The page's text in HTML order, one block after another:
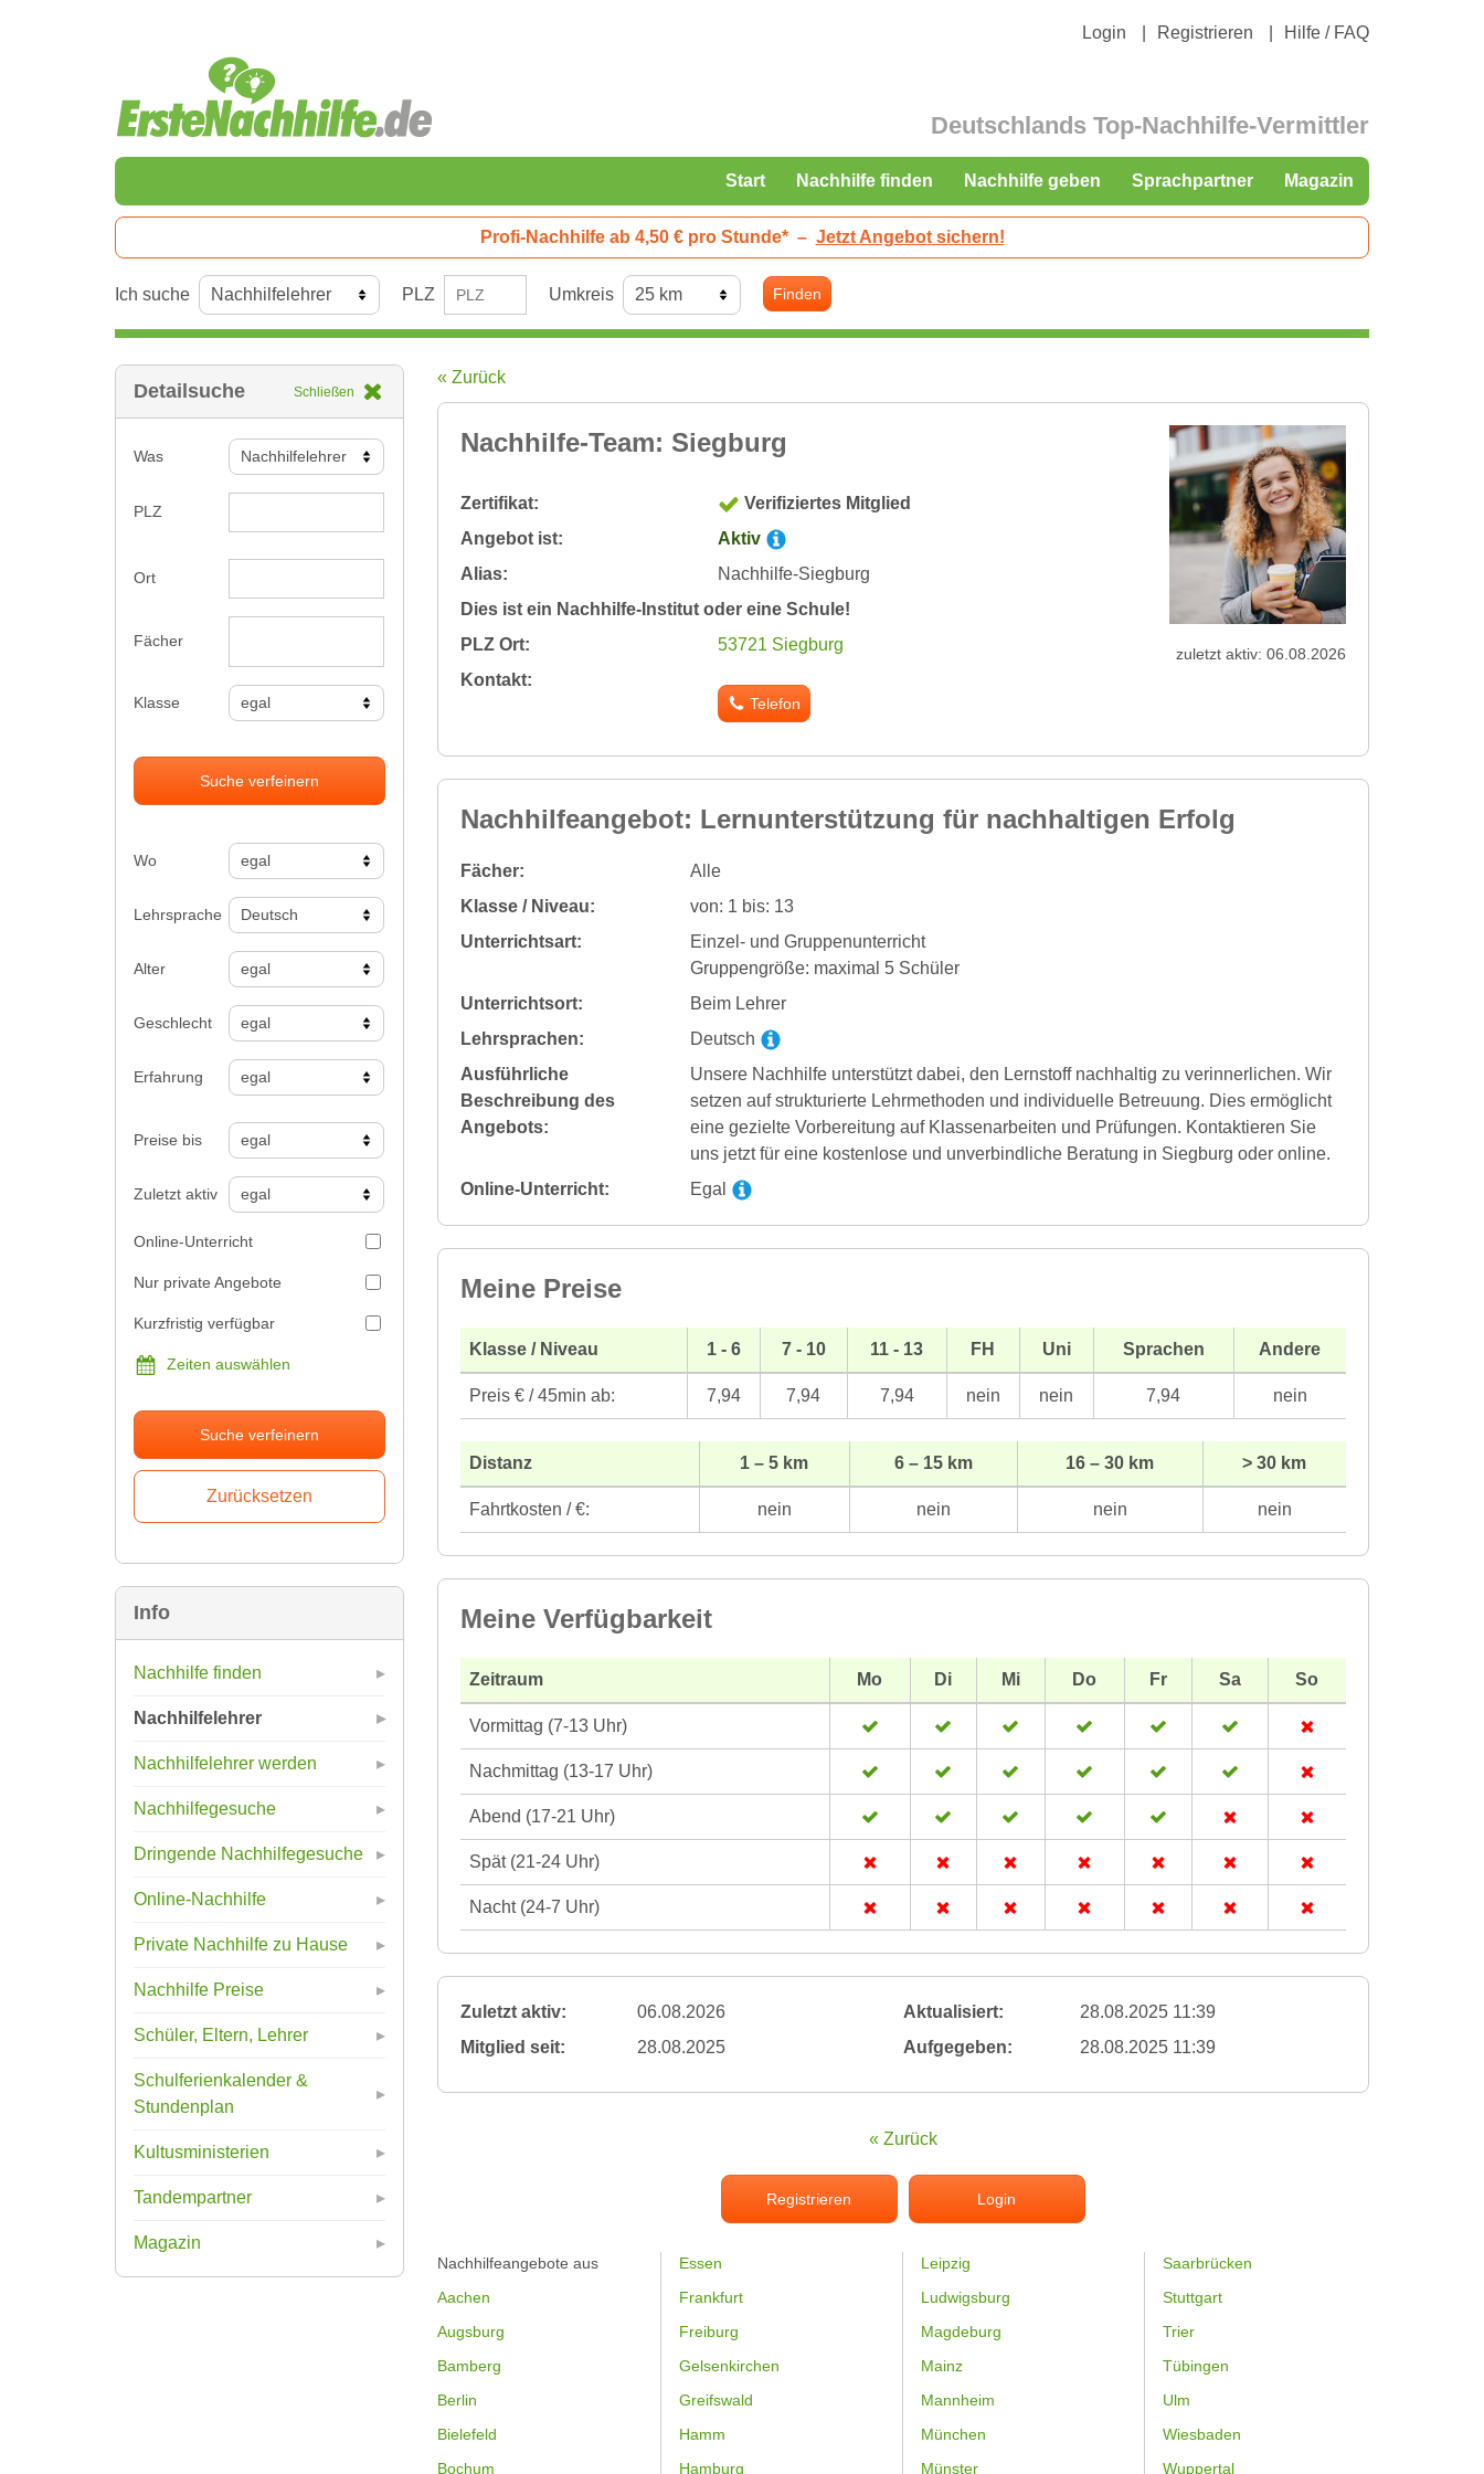
Login Registrieren Hilfe / FAQ
Deutschlands Top-Nachhilfe-Vermittler
Start Nachhilfe finden Nachhilfe geben Sprachpartner Magazin
Profi-Nachhilfe ab 4,50 € pro Stunde* – Jetzt Angebot sichern!
Ich suche PLZ Umkreis Finden
Detailsuche Schließen
Was
PLZ
Ort
Fächer
Klasse
Suche verfeinern
Wo
Lehrsprache
Alter
Geschlecht
Erfahrung
Preise bis
Zuletzt aktiv
Online-Unterricht
Nur private Angebote
Kurzfristig verfügbar
Zeiten auswählen
Suche verfeinern
Info
Nachhilfe finden
Nachhilfelehrer
Nachhilfelehrer werden
Nachhilfegesuche
Dringende Nachhilfegesuche
Online-Nachhilfe
Private Nachhilfe zu Hause
Nachhilfe Preise
Schüler, Eltern, Lehrer
Schulferienkalender &
Stundenplan
Kultusministerien
Tandempartner
Magazin
« Zurück
Nachhilfe-Team: Siegburg
Zertifikat:
Verifiziertes Mitglied
Angebot ist:
Aktiv
Alias:
Nachhilfe-Siegburg
Dies ist ein Nachhilfe-Institut oder eine Schule!
PLZ Ort:
53721 Siegburg
Kontakt:
Telefon
zuletzt aktiv: 06.08.2026
Nachhilfeangebot: Lernunterstützung für nachhaltigen Erfolg
Fächer:
Alle
Klasse / Niveau:
von: 1 bis: 13
Unterrichtsart:
Einzel- und Gruppenunterricht
Gruppengröße: maximal 5 Schüler
Unterrichtsort:
Beim Lehrer
Lehrsprachen:
Deutsch
Ausführliche
Beschreibung des
Angebots:
Unsere Nachhilfe unterstützt dabei, den Lernstoff nachhaltig zu verinnerlichen. Wir
setzen auf strukturierte Lehrmethoden und individuelle Betreuung. Dies ermöglicht
eine gezielte Vorbereitung auf Klassenarbeiten und Prüfungen. Kontaktieren Sie
uns jetzt für eine kostenlose und unverbindliche Beratung in Siegburg oder online.
Online-Unterricht:
Egal
Meine Preise
Klasse / Niveau 1 - 6 7 - 10 11 - 13 FH Uni Sprachen Andere
Preis € / 45min ab: 7,94 7,94 7,94 nein nein 7,94 nein
Distanz 1 – 5 km 6 – 15 km 16 – 30 km > 30 km
Fahrtkosten / €: nein nein nein nein
Meine Verfügbarkeit
Zeitraum Mo Di Mi Do Fr Sa So
Vormittag (7-13 Uhr)
Nachmittag (13-17 Uhr)
Abend (17-21 Uhr)
Spät (21-24 Uhr)
Nacht (24-7 Uhr)
Zuletzt aktiv: 06.08.2026 Aktualisiert:
28.08.2025 11:39
Mitglied seit:
28.08.2025 Aufgegeben: 28.08.2025 11:39
« Zurück
Registrieren Login
Nachhilfeangebote aus
Aachen
Augsburg
Bamberg
Berlin
Bielefeld
Bochum
Essen
Frankfurt
Freiburg
Gelsenkirchen
Greifswald
Hamm
Hamburg
Leipzig
Ludwigsburg
Magdeburg
Mainz
Mannheim
München
Münster
Saarbrücken
Stuttgart
Trier
Tübingen
Ulm
Wiesbaden
Wuppertal